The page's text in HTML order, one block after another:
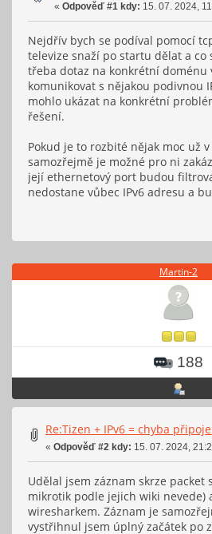
« Odpověď #1 kdy: 15. 07. 2024,
Nejdřív bych se podíval pomocí
televize snaží po startu dělat a co
třeba dotaz na konkrétní doménu
komunikovat s nějakou podivnou
mohlo ukázat na konkrétní
řešení.
Pokud je to rozbité nějak moc už
samozřejmě je možné pro ni
její ethernetový port budou
nedostane vůbec IPv6 adresu a
Martin-2
188
Re:Tizen + IPv6 = chyba
« Odpověď #2 kdy: 15. 07. 2024,
Udělal jsem záznam skrze
mikrotik podle jejich wiki nevede)
wiresharkem. Záznam je
vystřihnul jsem úplný začátek po